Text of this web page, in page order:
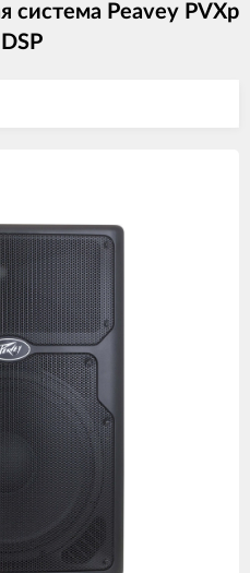
система Peavey PVXp